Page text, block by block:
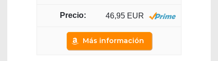
46,95 EUR
Más información